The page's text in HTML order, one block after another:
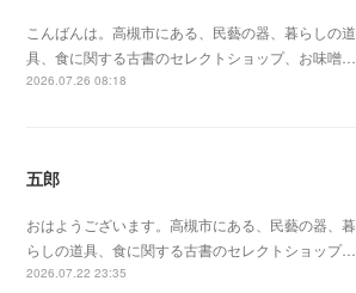
こんばんは。高槻市にある、民藝の器、暮らしの道
具、食に関する古書のセレクトショップ、お味噌…
2026.07.26 08:18
五郎
おはようございます。高槻市にある、民藝の器、暮
らしの道具、食に関する古書のセレクトショップ…
2026.07.22 23:35